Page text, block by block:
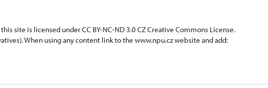
site is licensed under CC BY-NC-ND 3.0 CZCreative Commons License.
When using any content link to the www.npu.cz website and add: